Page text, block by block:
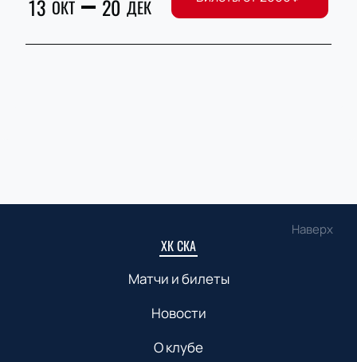
13 ОКТ 20 ДЕК
Наверх
ХК СКА
Матчи и билеты
Новости
О клубе